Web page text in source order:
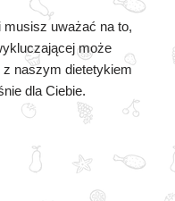
musisz uważać na to,
może
naszym dietetykiem
dla Ciebie.